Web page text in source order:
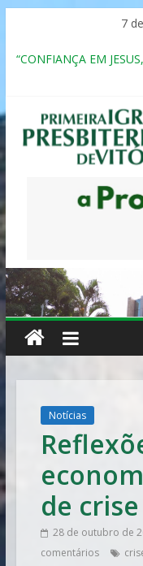
7
“CONFIANÇA EM
Seminário da Família
Formação em
Pessoas Atípicas
12º ENCONTRO DE
MULHER
de
Vitória
Notícias
de crise
28 de outubro de
comentários